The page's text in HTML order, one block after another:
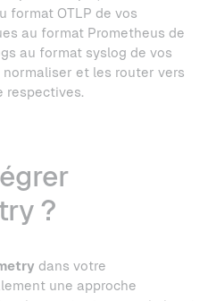
format OTLP de vos
au format Prometheus de
au format syslog de vos
et les router vers
respectives.
?
dans votre
une approche